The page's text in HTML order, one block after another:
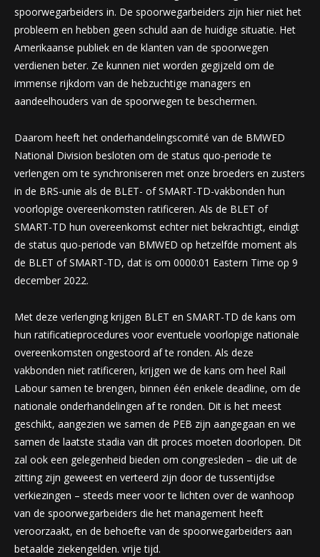
spoorwegarbeiders in. De spoorwegarbeiders zijn hier niet het
probleem en hebben geen schuld aan de huidige situatie. Het
Amerikaanse publiek en de klanten van de spoorwegen
verdienen beter. Ze kunnen niet worden gegijzeld om de
immense rijkdom van de hebzuchtige managers en
aandeelhouders van de spoorwegen te beschermen.
Daarom heeft het onderhandelingscomité van de BMWED
National Division besloten om de status quo-periode te
verlengen om te synchroniseren met onze broeders en zusters
in de BRS-unie als de BLET- of SMART-TD-vakbonden hun
voorlopige overeenkomsten ratificeren. Als de BLET of
SMART-TD hun overeenkomst echter niet bekrachtigt, eindigt
de status quo-periode van BMWED op hetzelfde moment als
de BLET of SMART-TD, dat is om 0000:01 Eastern Time op 9
december 2022.
Met deze verlenging krijgen BLET en SMART-TD de kans om
hun ratificatieprocedures voor eventuele voorlopige nationale
overeenkomsten ongestoord af te ronden. Als deze
vakbonden niet ratificeren, krijgen we de kans om heel Rail
Labour samen te brengen, binnen één enkele deadline, om de
nationale onderhandelingen af ​​te ronden. Dit is het meest
geschikt, aangezien we samen de PEB zijn aangegaan en we
samen de laatste stadia van dit proces moeten doorlopen. Dit
zal ook een gelegenheid bieden om congresleden – die uit de
zitting zijn geweest en verteerd zijn door de tussentijdse
verkiezingen – steeds meer voor te lichten over de wanhoop
van de spoorwegarbeiders die het management heeft
veroorzaakt, en de behoefte van de spoorwegarbeiders aan
betaalde ziekengelden. vrije tijd.